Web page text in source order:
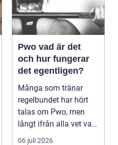
Pwo vad är det
och hur fungerar
det egentligen?
Många som tränar
regelbundet har hört
talas om Pwo, men
långt ifrån alla vet vad
som faktiskt gömmer...
06 juli 2026